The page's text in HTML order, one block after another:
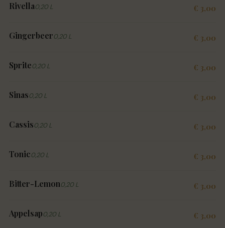
Rivella0,20 L € 3,00
Gingerbeer0,20 L € 3,00
Sprite0,20 L € 3,00
Sinas0,20 L € 3,00
Cassis0,20 L € 3,00
Tonic0,20 L € 3,00
Bitter-Lemon0,20 L € 3,00
Appelsap0,20 L € 3,00